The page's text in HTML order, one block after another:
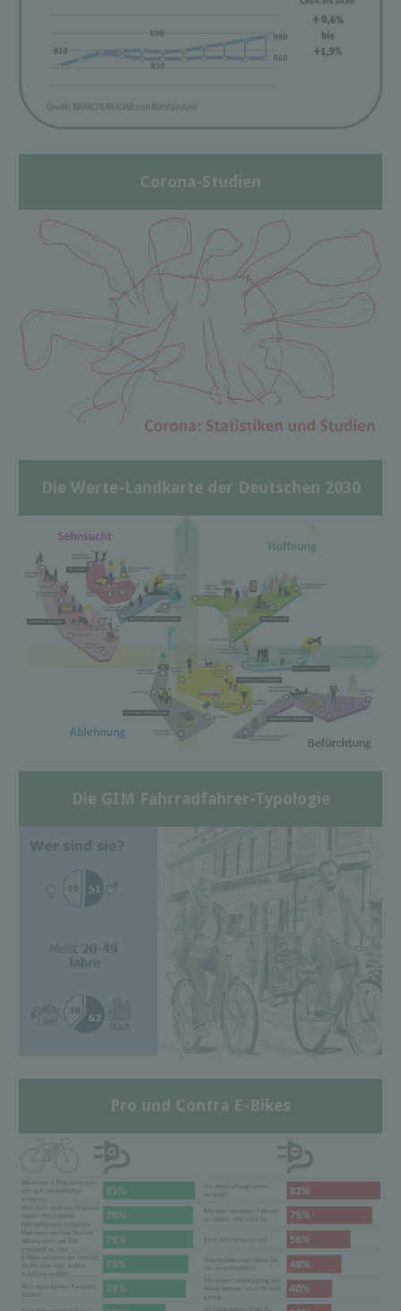
Corona-Studien
Die Werte-Landkarte der Deutschen 2030
Die GIM Fahrradfahrer-Typologie
Pro und Contra E-Bikes